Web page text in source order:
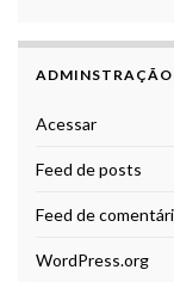
ADMINSTRAÇÃO
Acessar
Feed de posts
Feed de
WordPress.org